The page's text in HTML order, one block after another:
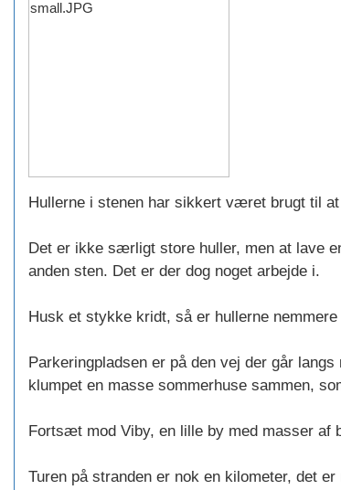
Hullerne i stenen har sikkert været brugt til
Det er ikke særligt store huller, men at lave
anden sten. Det er der dog noget arbejde i.
Husk et stykke kridt, så er hullerne
Parkeringpladsen er på den vej der går
klumpet en masse sommerhuse sammen,
Fortsæt mod Viby, en lille by med masser af
Turen på stranden er nok en kilometer, det